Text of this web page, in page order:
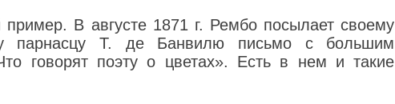
пример. В августе 1871 г. Рембо посылает своему
парнасцу Т. де Банвилю письмо с большим
говорят поэту о цветах». Есть в нем и такие